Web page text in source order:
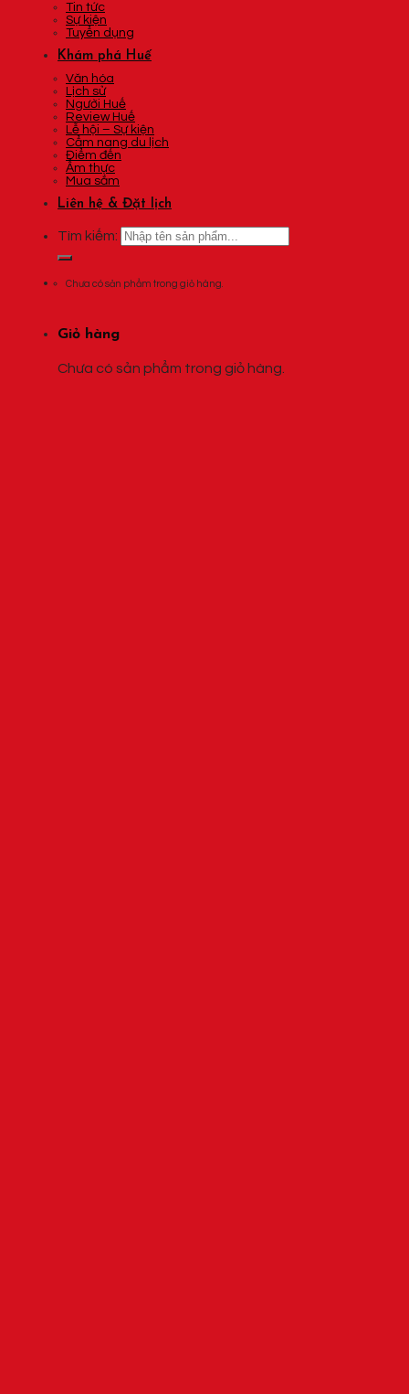
Tin tức
Sự kiện
Tuyển dụng
Khám phá Huế
Văn hóa
Lịch sử
Người Huế
Review Huế
Lễ hội – Sự kiện
Cẩm nang du lịch
Điểm đến
Ẩm thực
Mua sắm
Liên hệ & Đặt lịch
Tìm kiếm:
Chưa có sản phẩm trong giỏ hàng.
Giỏ hàng
Chưa có sản phẩm trong giỏ hàng.